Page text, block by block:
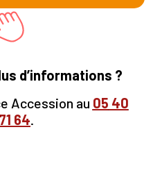
d’informations ?
Accession au 05 40
64.